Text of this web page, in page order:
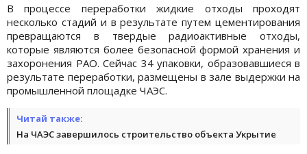
В процессе переработки жидкие отходы проходят
несколько стадий и в результате путем цементирования
превращаются в твердые радиоактивные отходы,
которые являются более безопасной формой хранения и
захоронения РАО. Сейчас 34 упаковки, образовавшиеся в
результате переработки, размещены в зале выдержки на
промышленной площадке ЧАЭС.
Читай также:
На ЧАЭС завершилось строительство объекта Укрытие